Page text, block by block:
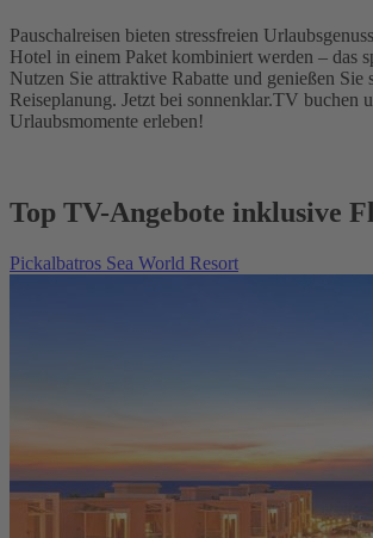
Pauschalreisen bieten stressfreien
Hotel in einem Paket kombiniert werden – das
Nutzen Sie attraktive Rabatte und genießen Sie
Reiseplanung. Jetzt bei sonnenklar.TV buchen
Urlaubsmomente erleben!
Top TV-Angebote inklusive
Pickalbatros Sea World Resort